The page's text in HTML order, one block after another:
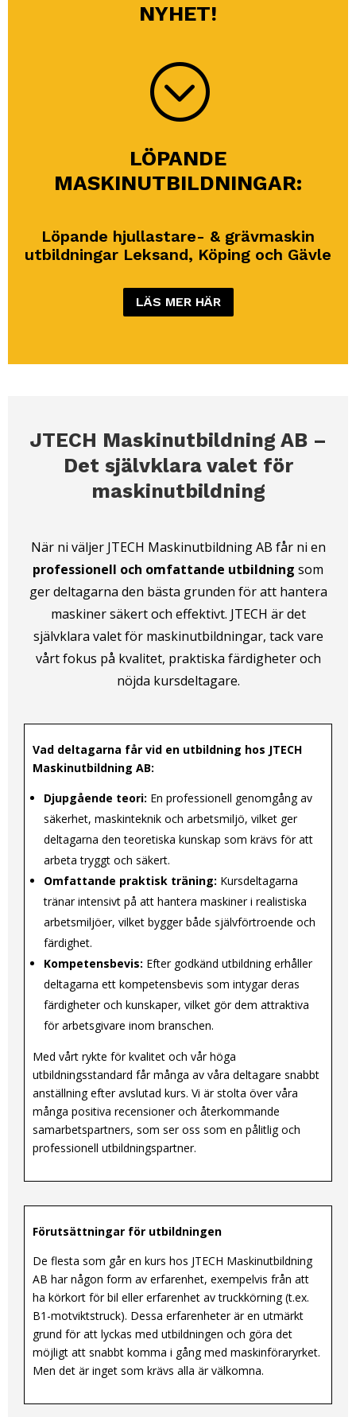
NYHET!
;
LÖPANDE
MASKINUTBILDNINGAR:
Löpande hjullastare- & grävmaskin
utbildningar Leksand, Köping och Gävle
LÄS MER HÄR
JTECH Maskinutbildning AB –
Det självklara valet för
maskinutbildning
När ni väljer JTECH Maskinutbildning AB får ni en
professionell och omfattande utbildning som
ger deltagarna den bästa grunden för att hantera
maskiner säkert och effektivt. JTECH är det
självklara valet för maskinutbildningar, tack vare
vårt fokus på kvalitet, praktiska färdigheter och
nöjda kursdeltagare.
Vad deltagarna får vid en utbildning hos JTECH
Maskinutbildning AB:
Djupgående teori: En professionell genomgång av
säkerhet, maskinteknik och arbetsmiljö, vilket ger
deltagarna den teoretiska kunskap som krävs för att
arbeta tryggt och säkert.
Omfattande praktisk träning: Kursdeltagarna
tränar intensivt på att hantera maskiner i realistiska
arbetsmiljöer, vilket bygger både självförtroende och
färdighet.
Kompetensbevis: Efter godkänd utbildning erhåller
deltagarna ett kompetensbevis som intygar deras
färdigheter och kunskaper, vilket gör dem attraktiva
för arbetsgivare inom branschen.
Med vårt rykte för kvalitet och vår höga
utbildningsstandard får många av våra deltagare snabbt
anställning efter avslutad kurs. Vi är stolta över våra
många positiva recensioner och återkommande
samarbetspartners, som ser oss som en pålitlig och
professionell utbildningspartner.
Förutsättningar för utbildningen
De flesta som går en kurs hos JTECH Maskinutbildning
AB har någon form av erfarenhet, exempelvis från att
ha körkort för bil eller erfarenhet av truckkörning (t.ex.
B1-motviktstruck). Dessa erfarenheter är en utmärkt
grund för att lyckas med utbildningen och göra det
möjligt att snabbt komma i gång med maskinföraryrket.
Men det är inget som krävs alla är välkomna.